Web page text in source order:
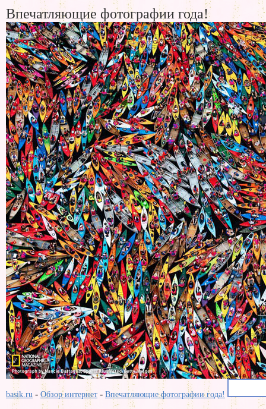
Впечатляющие фотографии года!
basik.ru - Обзор интернет - Впечатляющие фотографии года!